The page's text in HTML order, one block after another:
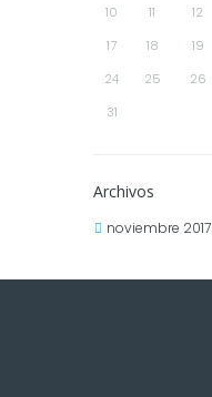
10
11 12
17
18 19
24
25 26
31
Archivos
noviembre 2017